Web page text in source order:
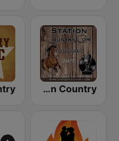
Station Country